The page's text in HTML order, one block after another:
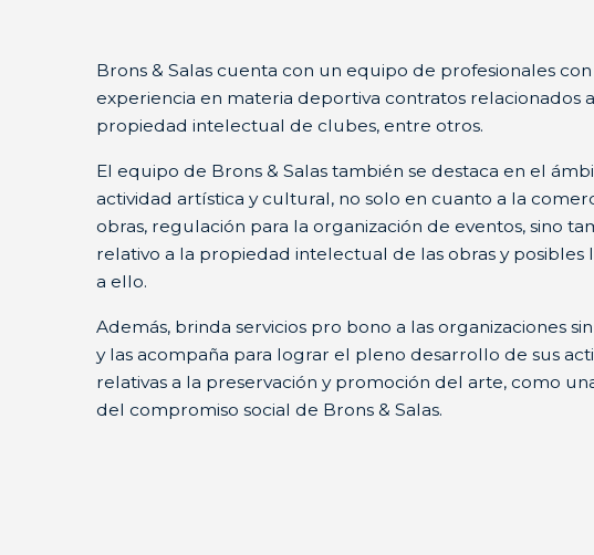
Brons & Salas cuenta con un equipo de profesionales
experiencia en materia deportiva contratos relacionados
propiedad intelectual de clubes, entre otros.
El equipo de Brons & Salas también se destaca en el
actividad artística y cultural, no solo en cuanto a la
obras, regulación para la organización de eventos, sino
relativo a la propiedad intelectual de las obras y posibles
a ello.
Además, brinda servicios pro bono a las organizaciones
y las acompaña para lograr el pleno desarrollo de sus
relativas a la preservación y promoción del arte, como
del compromiso social de Brons & Salas.